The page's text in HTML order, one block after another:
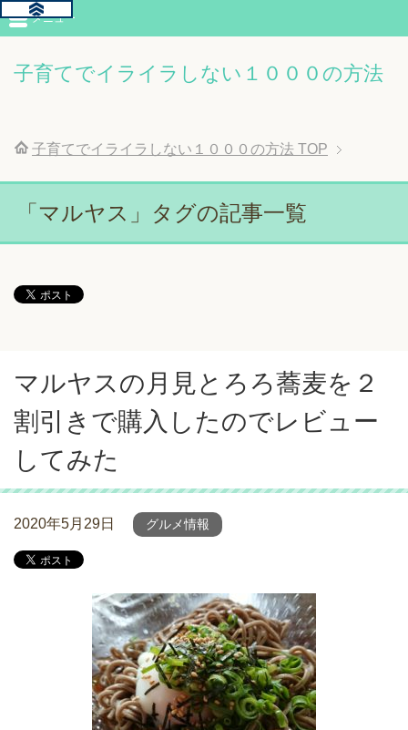
子育てでイライラしない１０００の方法
メニュー
子育てでイライラしない１０００の方法 TOP
「マルヤス」タグの記事一覧
マルヤスの月見とろろ蕎麦を２
割引きで購入したのでレビュー
してみた
2020年5月29日 グルメ情報